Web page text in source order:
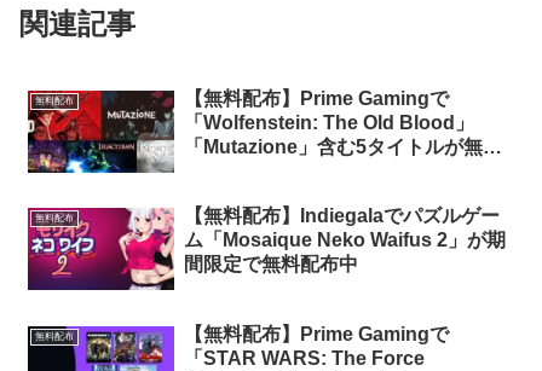
関連記事
無料配布
【無料配布】Prime Gamingで
「Wolfenstein: The Old Blood」
「Mutazione」含む5タイトルが無料
無料配布
【無料配布】Indiegalaでパズルゲー
ム「Mosaique Neko Waifus 2」が期
間限定で無料配布中
無料配布
【無料配布】Prime Gamingで
「STAR WARS: The Force